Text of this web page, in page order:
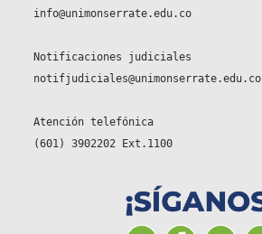
info@unimonserrate.edu.co
Notificaciones judiciales
notifjudiciales@unimonserrate.edu.co
Atención telefónica
(601) 3902202 Ext.1100